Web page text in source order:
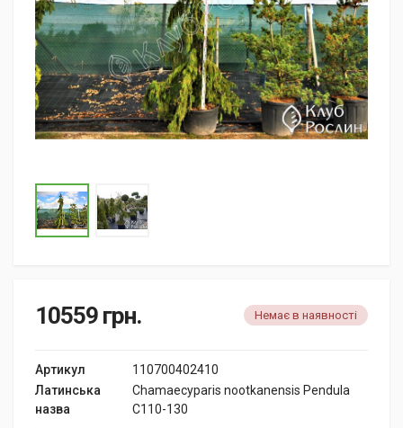
10559 грн. Немає в наявності
Артикул
110700402410
Латинська
назва
Chamaecyparis nootkanensis Pendula
C110-130